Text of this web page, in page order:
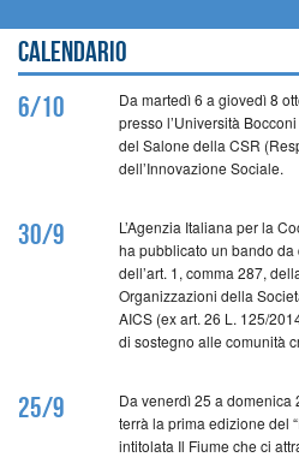
Calendario
6/10
Da martedì 6 a giovedì 8
presso l’Università
del Salone della CSR
dell’Innovazione Sociale.
30/9
L’Agenzia Italiana per la
ha pubblicato un bando
dell’art. 1, comma 287,
Organizzazioni della
AICS (ex art. 26 L. 125/
di sostegno alle comunità
25/9
Da venerdì 25 a domenica
terrà la prima edizione del
intitolata Il Fiume che ci